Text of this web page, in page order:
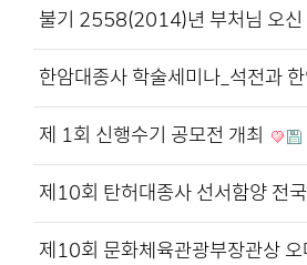
불기 2558(2014)년 부처님 오신
한암대종사 학술세미나_석전과
제 1회 신행수기 공모전 개최
제10회 탄허대종사 선서함양 전
제10회 문화체육관광부장관상